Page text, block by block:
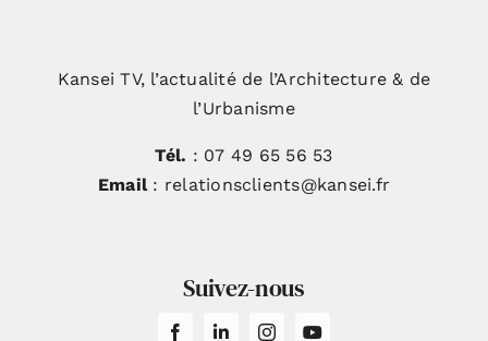
Kansei TV, l’actualité de l’Architecture & de
l’Urbanisme
Tél. : 07 49 65 56 53
Email: relationsclients@kansei.fr
Suivez-nous